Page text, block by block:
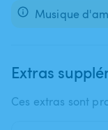
Musique
Extras
Ces extras sont